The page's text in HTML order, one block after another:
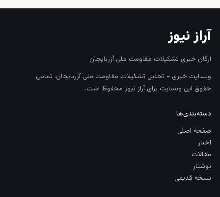
آراز نیوز
ارگان خبری تشکیلات مقاومت ملی آزربایجان
وبسایت خبری - تحلیل تشکیلات مقاومت ملی آزربایجان. تمامی
حقوق این وبسایت برای آراز نیوز محفوظ است.
دسته‌بندی‌ها
صفحه اصلی
اخبار
مقالات
نوشتار
نسخه قدیمی